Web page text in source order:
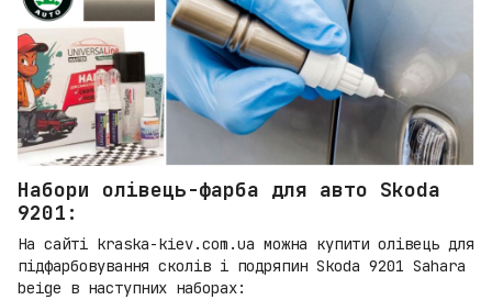
Набори олівець-фарба для авто Skoda
9201:
На сайті kraska-kiev.com.ua можна купити олівець для
підфарбовування сколів і подряпин Skoda 9201 Sahara
beige в наступних наборах: